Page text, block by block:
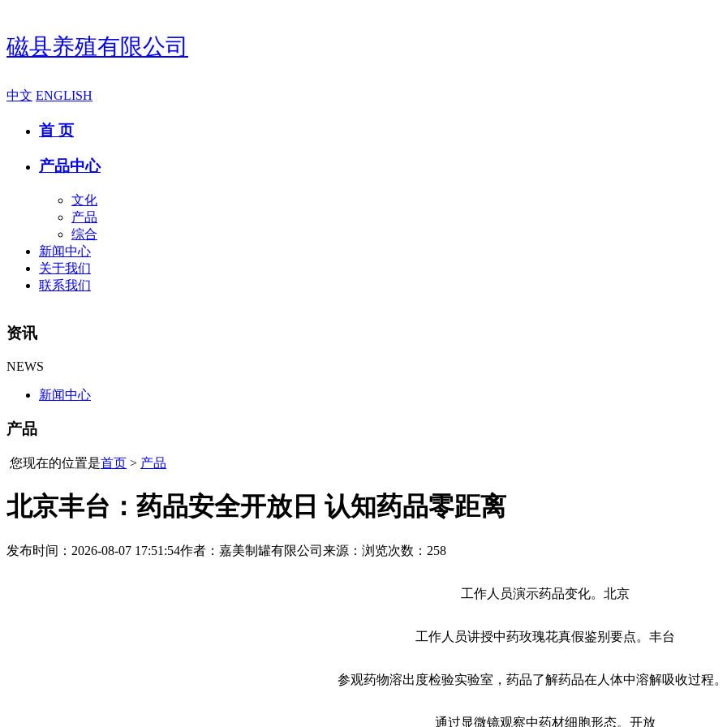
磁县养殖有限公司
中文 ENGLISH
首 页
产品中心
文化
产品
综合
新闻中心
关于我们
联系我们
资讯
NEWS
新闻中心
产品
您现在的位置是首页 > 产品
北京丰台：药品安全开放日 认知药品零距离
发布时间：2026-08-07 17:51:54作者：嘉美制罐有限公司 来源： 浏览次数：258
工作人员演示药品变化。北京
工作人员讲授中药玫瑰花真假鉴别要点。丰台
参观药物溶出度检验实验室，药品了解药品在人体中溶解吸收过程
通过显微镜观察中药材细胞形态。开放